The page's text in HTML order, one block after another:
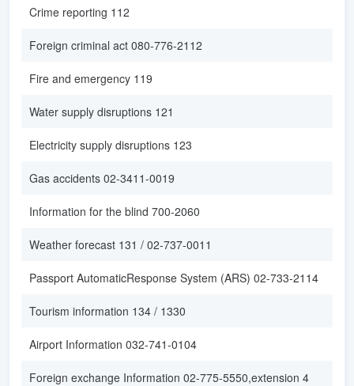
Crime reporting 112
Foreign criminal act 080-776-2112
Fire and emergency 119
Water supply disruptions 121
Electricity supply disruptions 123
Gas accidents 02-3411-0019
Information for the blind 700-2060
Weather forecast 131 / 02-737-0011
Passport AutomaticResponse System (ARS) 02-733-2114
Tourism information 134 / 1330
Airport Information 032-741-0104
Foreign exchange Information 02-775-5550,extension 4